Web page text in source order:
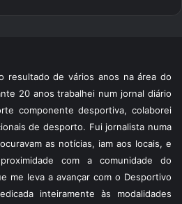
resultado de vários anos na área do
20 anos trabalhei num jornal diário
componente desportiva, colaborei
de desporto. Fui jornalista numa
as notícias, iam aos locais, e
com a comunidade do
me leva a avançar com o Desportivo
inteiramente às modalidades